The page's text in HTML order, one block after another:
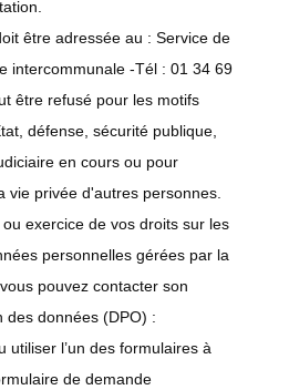
être adressée au : Service de
intercommunale -Tél : 01 34 69
être refusé pour les motifs
défense, sécurité publique,
en cours ou pour
vie privée d'autres personnes.
exercice de vos droits sur les
personnelles gérées par la
pouvez contacter son
des données (DPO) :
utiliser l’un des formulaires à
de demande